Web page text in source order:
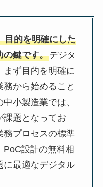
目的を明確にした
の鍵です。デジタ
まず目的を明確に
務から始めること
小製造業では、
課題となってお
務プロセスの標準
PoC設計の無料相
に最適なデジタル